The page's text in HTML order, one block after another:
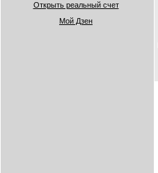
Открыть реальный счет
Мой Дзен